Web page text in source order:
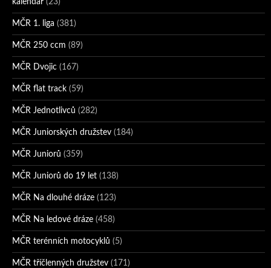
MČR 1. liga (381)
MČR 250 ccm (89)
MČR Dvojic (167)
MČR flat track (59)
MČR Jednotlivců (282)
MČR Juniorských družstev (184)
MČR Juniorů (359)
MČR Juniorů do 19 let (138)
MČR Na dlouhé dráze (123)
MČR Na ledové dráze (458)
MČR terénních motocyklů (5)
MČR tříčlenných družstev (171)